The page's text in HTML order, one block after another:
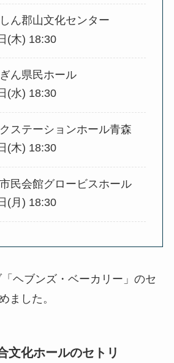
ん郡山文化センター
(木) 18:30
ん県民ホール
(水) 18:30
ステーションホール青森
(木) 18:30
民会館グロービスホール
(月) 18:30
ヘブンズ・ベーカリー」のセ
ました。
文化ホールのセトリ